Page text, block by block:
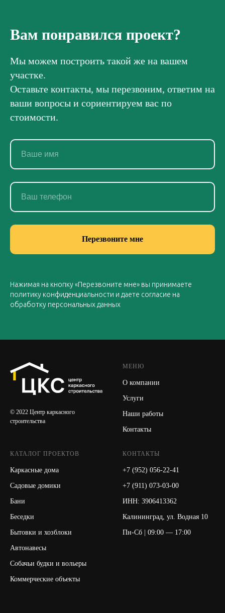
Вам понравился проект?
Мы можем построить такой же на вашем
участке.
Оставьте контакты, мы перезвоним, ответим на
ваши вопросы и сориентируем вас по
стоимости.
Перезвоните мне
Нажимая на кнопку «Перезвоните мне» вы принимаете
политику конфиденциальности и даете согласие на
обработку персональных данных
© 2022 Центр каркасного
строительства
МЕНЮ
О компании
Услуги
Наши работы
Контакты
КАТАЛОГ ПРОЕКТОВ
Каркасные дома
Садовые домики
Бани
Беседки
Бытовки и хозблоки
Автонавесы
Собачьи будки и вольеры
Коммерческие объекты
КОНТАКТЫ
+7 (952) 056-22-41
+7 (911) 073-03-00
ИНН: 3906413362
Калининград, ул. Водная 10
Пн-Сб | 09:00 — 17:00